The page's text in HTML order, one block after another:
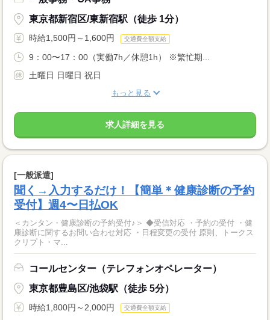
東京都新宿区/東新宿駅（徒歩 1分）
時給1,500円～1,600円 交通費全額支給
9：00〜17：00（実働7h／休憩1h） ※繁忙期...
土曜日 日曜日 祝日
もっと見る
求人詳細を見る
[一般派遣]
聞く→入力するだけ！【簡単＊健康診断の予約
受付】週4〜日払OK
＜カンタン・健康診断の予約受付♪＞ ◆受信対応 ・予約の受付 ・健
康診断に関するお問い合わせ対応 ・日程変更の受付 原則、トークス
クリプト・マ...
コールセンター（テレフォンオペレーター）
東京都豊島区/池袋駅（徒歩 5分）
時給1,800円～2,000円 交通費全額支給